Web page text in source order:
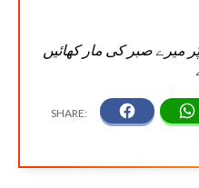
میرے صبر کی مار کھائیں